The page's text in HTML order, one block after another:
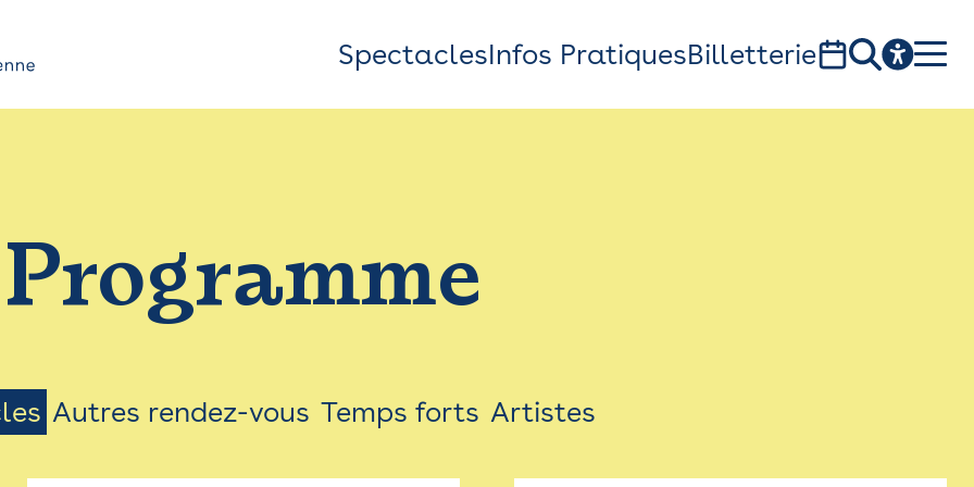
Top
Bar
Menu
SpectaclesInfos PratiquesBilletterie
1, av. du Chateau d'eau - 31300 Toulouse
Programme
Autres rendez-vous Temps forts Artistes